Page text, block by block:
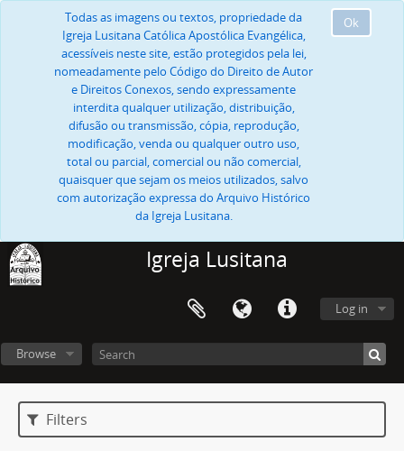
Ok
Todas as imagens ou textos, propriedade da
Igreja Lusitana Católica Apostólica Evangélica,
acessíveis neste site, estão protegidos pela lei,
nomeadamente pelo Código do Direito de Autor
e Direitos Conexos, sendo expressamente
interdita qualquer utilização, distribuição,
difusão ou transmissão, cópia, reprodução,
modificação, venda ou qualquer outro uso,
total ou parcial, comercial ou não comercial,
quaisquer que sejam os meios utilizados, salvo
com autorização expressa do Arquivo Histórico
da Igreja Lusitana.
Igreja Lusitana
Log in
Browse
Filters